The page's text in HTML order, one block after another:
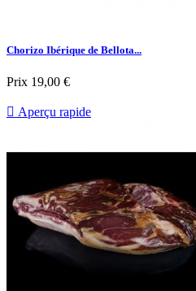
Chorizo Ibérique de Bellota...
Prix 19,00 €
 Aperçu rapide